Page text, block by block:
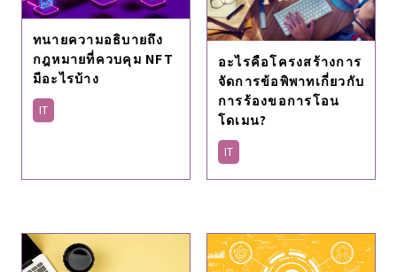
ทนายความอธิบายถึง
กฎหมายที่ควบคุม NFT
มีอะไรบ้าง
IT
อะไรคือโครงสร้างการ
จัดการข้อพิพาทเกี่ยวกับ
การร้องขอการโอน
โดเมน?
IT